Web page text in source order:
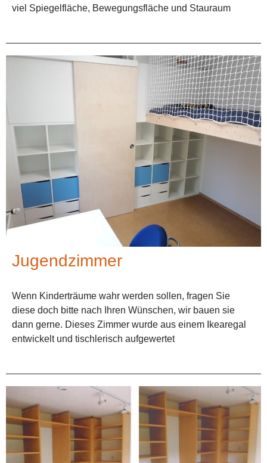
viel Spiegelfläche, Bewegungsfläche und Stauraum
Jugendzimmer
Wenn Kinderträume wahr werden sollen, fragen Sie
diese doch bitte nach Ihren Wünschen, wir bauen sie
dann gerne. Dieses Zimmer wurde aus einem Ikearegal
entwickelt und tischlerisch aufgewertet